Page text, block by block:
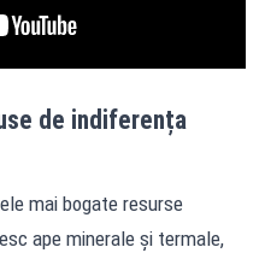
de indiferența
mai bogate resurse
ape minerale și termale,